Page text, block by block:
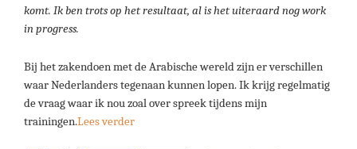
komt. Ik ben trots op het resultaat, al is het uiteraard nog work
in progress.
Bij het zakendoen met de Arabische wereld zijn er verschillen
waar Nederlanders tegenaan kunnen lopen. Ik krijg regelmatig
de vraag waar ik nou zoal over spreek tijdens mijn
trainingen.Lees verder